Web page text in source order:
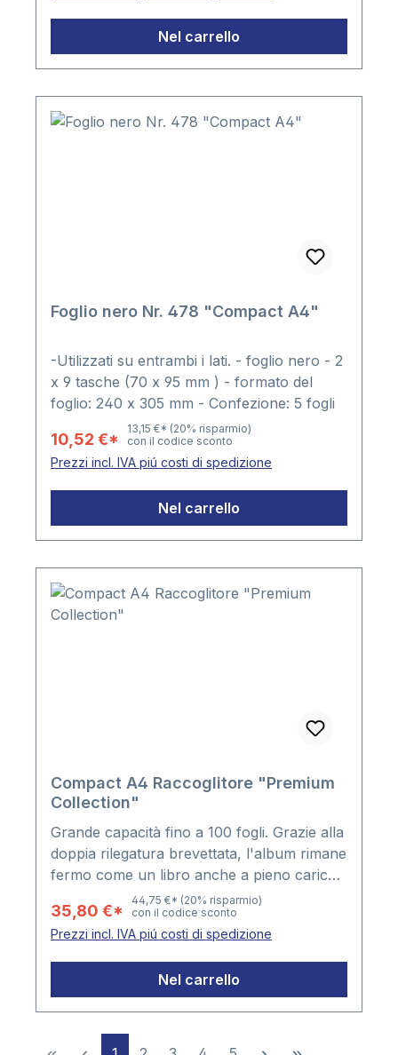
Nel carrello
Foglio nero Nr. 478 "Compact A4"
-Utilizzati su entrambi i lati. - foglio nero - 2
x 9 tasche (70 x 95 mm ) - formato del
foglio: 240 x 305 mm - Confezione: 5 fogli
10,52 €*
13,15 €* (20% risparmio)
con il codice sconto
Prezzi incl. IVA piú costi di spedizione
Nel carrello
Compact A4 Raccoglitore "Premium
Collection"
Grande capacità fino a 100 fogli. Grazie alla
doppia rilegatura brevettata, l'album rimane
fermo come un libro anche a pieno carico.
Il grande meccanismo a 4 anelli ha una
spaziatura di 80-80-80mm. L'album è
prodotto in modo molto solido. - copertina
nera- meccanismo robusto a 4 anelli-
placchetta di metallo lucido sul fronte e
retro- Formato raccoglitore: 275 x 320 x 70
35,80 €*
44,75 €* (20% risparmio)
con il codice sconto
Prezzi incl. IVA piú costi di spedizione
Nel carrello